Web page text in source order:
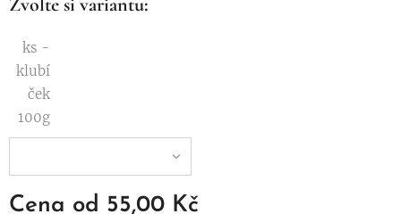
ks -
klubí
ček
100g
Cena od 55,00 Kč